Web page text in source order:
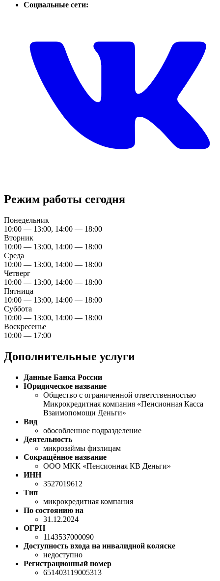
Социальные сети:
Режим работы сегодня
Понедельник
10:00 — 13:00, 14:00 — 18:00
Вторник
10:00 — 13:00, 14:00 — 18:00
Среда
10:00 — 13:00, 14:00 — 18:00
Четверг
10:00 — 13:00, 14:00 — 18:00
Пятница
10:00 — 13:00, 14:00 — 18:00
Суббота
10:00 — 13:00, 14:00 — 18:00
Воскресенье
10:00 — 17:00
Дополнительные услуги
Данные Банка России
Юридическое название
Общество с ограниченной ответственностью
Микрокредитная компания «Пенсионная Касса
Взаимопомощи Деньги»
Вид
обособленное подразделение
Деятельность
микрозаймы физлицам
Сокращённое название
ООО МКК «Пенсионная КВ Деньги»
ИНН
3527019612
Тип
микрокредитная компания
По состоянию на
31.12.2024
ОГРН
1143537000090
Доступность входа на инвалидной коляске
недоступно
Регистрационный номер
651403119005313